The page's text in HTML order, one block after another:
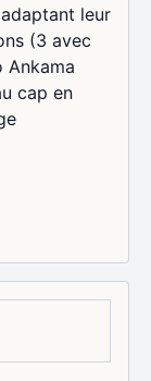
leur
(3 avec
Ankama
cap en